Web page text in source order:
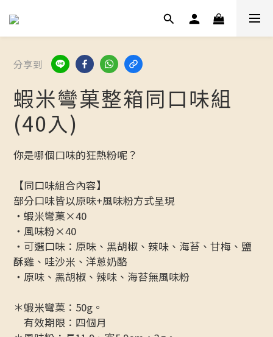
分享到
蝦米彎菓整箱同口味組
(40入)
你是哪個口味的狂熱粉呢？
【同口味組合內容】
部分口味皆以原味+風味粉方式呈現
・蝦米彎菓×40
・風味粉×40
・可選口味：原味、黑胡椒、辣味、海苔、甘梅、鹽
酥雞、哇沙米、洋蔥奶酪
・原味、黑胡椒、辣味、海苔無風味粉
＊蝦米彎菓：50g。
有效期限：四個月